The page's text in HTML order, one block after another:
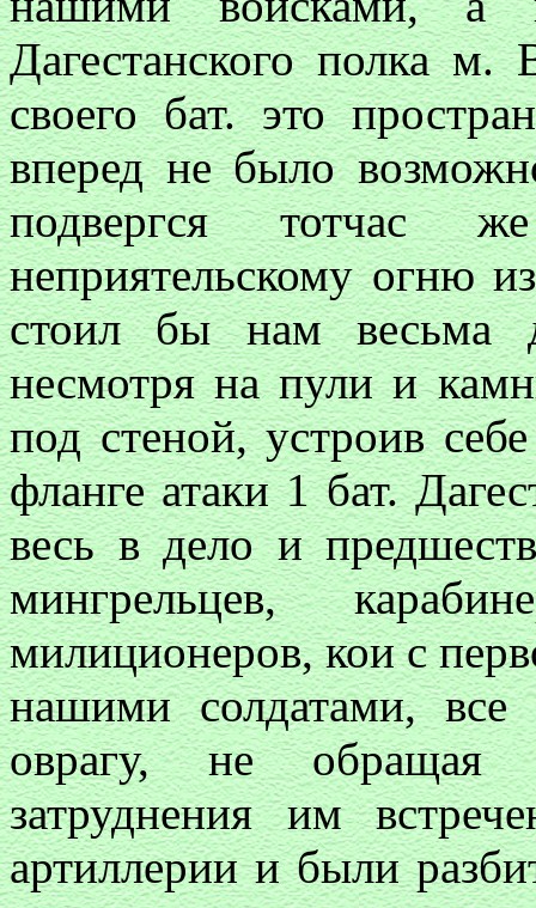
Дагестанского полка м.
своего бат. это
вперед не было
подвергся тотчас
неприятельскому огню
стоил бы нам весьма
несмотря на пули и
под стеной, устроив
фланге атаки 1 бат.
весь в дело и
мингрельцев,
милиционеров, кои с
нашими солдатами, все
оврагу, не обращая
затруднения им
артиллерии и были